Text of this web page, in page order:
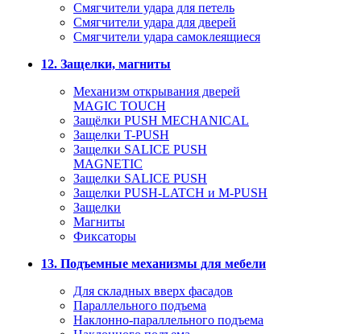
Смягчители удара для петель
Смягчители удара для дверей
Cмягчители удара самоклеящиеся
12. Защелки, магниты
Механизм открывания дверей
MAGIC TOUCH
Защёлки PUSH MECHANICAL
Защелки T-PUSH
Защелки SALICE PUSH
MAGNETIC
Защелки SALICE PUSH
Защелки PUSH-LATCH и M-PUSH
Защелки
Магниты
Фиксаторы
13. Подъемные механизмы для мебели
Для складных вверх фасадов
Параллельного подъема
Наклонно-параллельного подъема